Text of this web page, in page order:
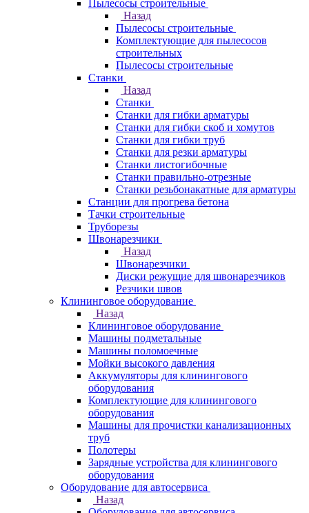
Пылесосы строительные
Назад
Пылесосы строительные
Комплектующие для пылесосов
строительных
Пылесосы строительные
Станки
Назад
Станки
Станки для гибки арматуры
Станки для гибки скоб и хомутов
Станки для гибки труб
Станки для резки арматуры
Станки листогибочные
Станки правильно-отрезные
Станки резьбонакатные для арматуры
Станции для прогрева бетона
Тачки строительные
Труборезы
Швонарезчики
Назад
Швонарезчики
Диски режущие для швонарезчиков
Резчики швов
Клининговое оборудование
Назад
Клининговое оборудование
Машины подметальные
Машины поломоечные
Мойки высокого давления
Аккумуляторы для клинингового
оборудования
Комплектующие для клинингового
оборудования
Машины для прочистки канализационных
труб
Полотеры
Зарядные устройства для клинингового
оборудования
Оборудование для автосервиса
Назад